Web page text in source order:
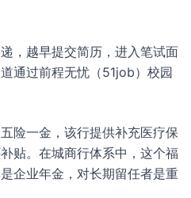
，越早提交简历，进入笔试面
通过前程无忧（51job）校园
险一金，该行提供补充医疗保
贴。在城商行体系中，这个福
企业年金，对长期留任者是重